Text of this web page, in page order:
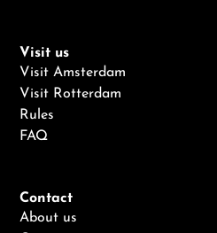
Visit us
Visit Amsterdam
Visit Rotterdam
Rules
FAQ
Contact
About us